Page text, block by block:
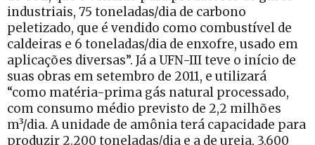
industriais, 75 toneladas/dia de carbono
peletizado, que é vendido como combustível de
caldeiras e 6 toneladas/dia de enxofre, usado em
aplicações diversas”. Já a UFN-III teve o início de
suas obras em setembro de 2011, e utilizará
“como matéria-prima gás natural processado,
com consumo médio previsto de 2,2 milhões
m³/dia. A unidade de amônia terá capacidade para
produzir 2.200 toneladas/dia e a de ureia, 3.600